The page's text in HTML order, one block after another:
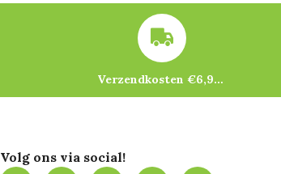
Verzendkosten €6,95 – gratis bij je eerste bestelling vanaf €200
Volg ons via social!